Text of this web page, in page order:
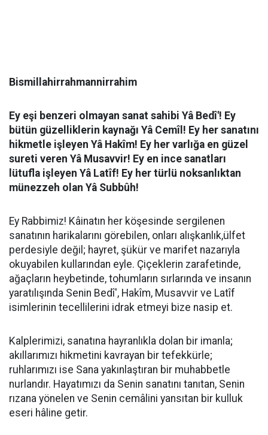
Bismillahirrahmannirrahim
Ey eşi benzeri olmayan sanat sahibi Yâ Bedî'! Ey
bütün güzelliklerin kaynağı Yâ Cemîl! Ey her sanatını
hikmetle işleyen Yâ Hakîm! Ey her varlığa en güzel
sureti veren Yâ Musavvir! Ey en ince sanatları
lütufla işleyen Yâ Latîf! Ey her türlü noksanlıktan
münezzeh olan Yâ Subbûh!
Ey Rabbimiz! Kâinatın her köşesinde sergilenen
sanatının harikalarını görebilen, onları alışkanlık,ülfet
perdesiyle değil; hayret, şükür ve marifet nazarıyla
okuyabilen kullarından eyle. Çiçeklerin zarafetinde,
ağaçların heybetinde, tohumların sırlarında ve insanın
yaratılışında Senin Bedî', Hakîm, Musavvir ve Latîf
isimlerinin tecellilerini idrak etmeyi bize nasip et.
Kalplerimizi, sanatına hayranlıkla dolan bir imanla;
akıllarımızı hikmetini kavrayan bir tefekkürle;
ruhlarımızı ise Sana yakınlaştıran bir muhabbetle
nurlandır. Hayatımızı da Senin sanatını tanıtan, Senin
rızana yönelen ve Senin cemâlini yansıtan bir kulluk
eseri hâline getir.